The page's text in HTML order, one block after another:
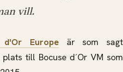
vill.
d'Or Europeär som sagt
till Bocuse d´Or VM som